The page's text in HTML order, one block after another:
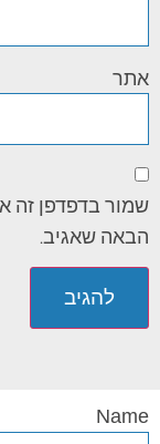
אתר
שמור בדפדפן זה
הבאה שאגיב.
Name